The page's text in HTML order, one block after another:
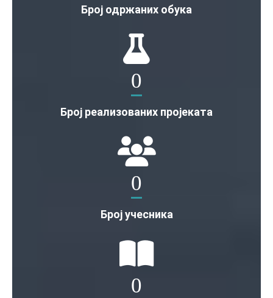
Број одржаних обука
0
Број реализованих пројеката
0
Број учесника
0